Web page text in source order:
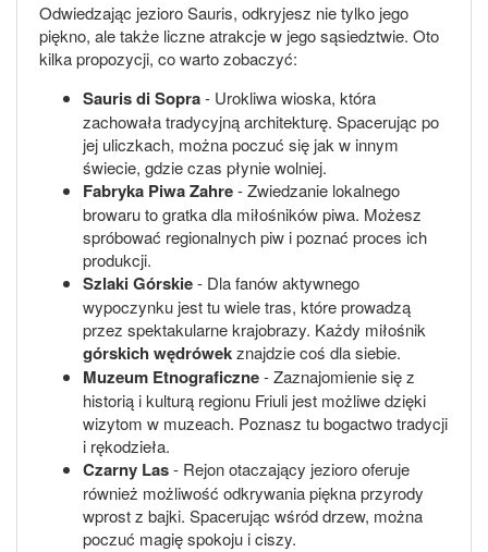
Odwiedzając jezioro Sauris, odkryjesz nie tylko jego
piękno, ale także liczne atrakcje w jego sąsiedztwie. Oto
kilka propozycji, co warto zobaczyć:
Sauris di Sopra- Urokliwa wioska, która
zachowała tradycyjną architekturę. Spacerując po
jej uliczkach, można poczuć się jak w innym
świecie, gdzie czas płynie wolniej.
Fabryka Piwa Zahre- Zwiedzanie lokalnego
browaru to gratka dla miłośników piwa. Możesz
spróbować regionalnych piw i poznać proces ich
produkcji.
Szlaki Górskie- Dla fanów aktywnego
wypoczynku jest tu wiele tras, które prowadzą
przez spektakularne krajobrazy. Każdy miłośnik
górskich wędrówekznajdzie coś dla siebie.
Muzeum Etnograficzne- Zaznajomienie się z
historią i kulturą regionu Friuli jest możliwe dzięki
wizytom w muzeach. Poznasz tu bogactwo tradycji
i rękodzieła.
Czarny Las- Rejon otaczający jezioro oferuje
również możliwość odkrywania piękna przyrody
wprost z bajki. Spacerując wśród drzew, można
poczuć magię spokoju i ciszy.